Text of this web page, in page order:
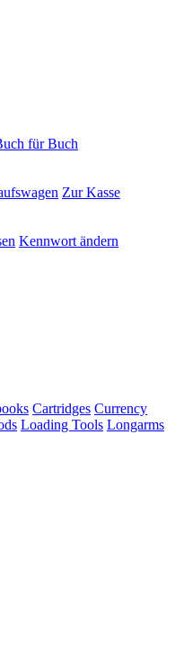
für Buch
Zur Kasse
Kennwort ändern
Cartridges Currency
Loading Tools Longarms